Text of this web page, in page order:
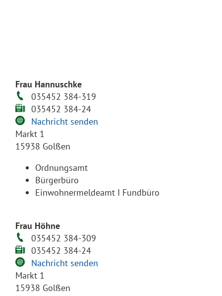
Frau Hannuschke
035452 384-319
035452 384-24
Nachricht senden
Markt 1
15938 Golßen
Ordnungsamt
Bürgerbüro
Einwohnermeldeamt I Fundbüro
Frau Höhne
035452 384-309
035452 384-24
Nachricht senden
Markt 1
15938 Golßen